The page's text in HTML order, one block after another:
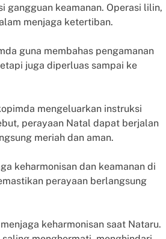
gangguan keamanan. Operasi lilin,
menjaga ketertiban.
guna membahas pengamanan
juga diperluas sampai ke
mengeluarkan instruksi
perayaan Natal dapat berjalan
meriah dan aman.
keharmonisan dan keamanan di
perayaan berlangsung
keharmonisan saat Nataru.